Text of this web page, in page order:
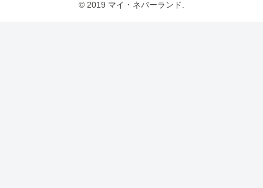
© 2019 マイ・ネバーランド.